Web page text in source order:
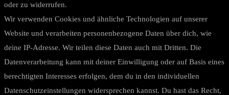
oder zu widerrufen.
Wir verwenden Cookies und ähnliche Technologien auf unserer
Website und verarbeiten personenbezogene Daten über dich, wie
deine IP-Adresse. Wir teilen diese Daten auch mit Dritten. Die
Datenverarbeitung kann mit deiner Einwilligung oder auf Basis eines
berechtigten Interesses erfolgen, dem du in den individuellen
Datenschutzeinstellungen widersprechen kannst. Du hast das Recht,